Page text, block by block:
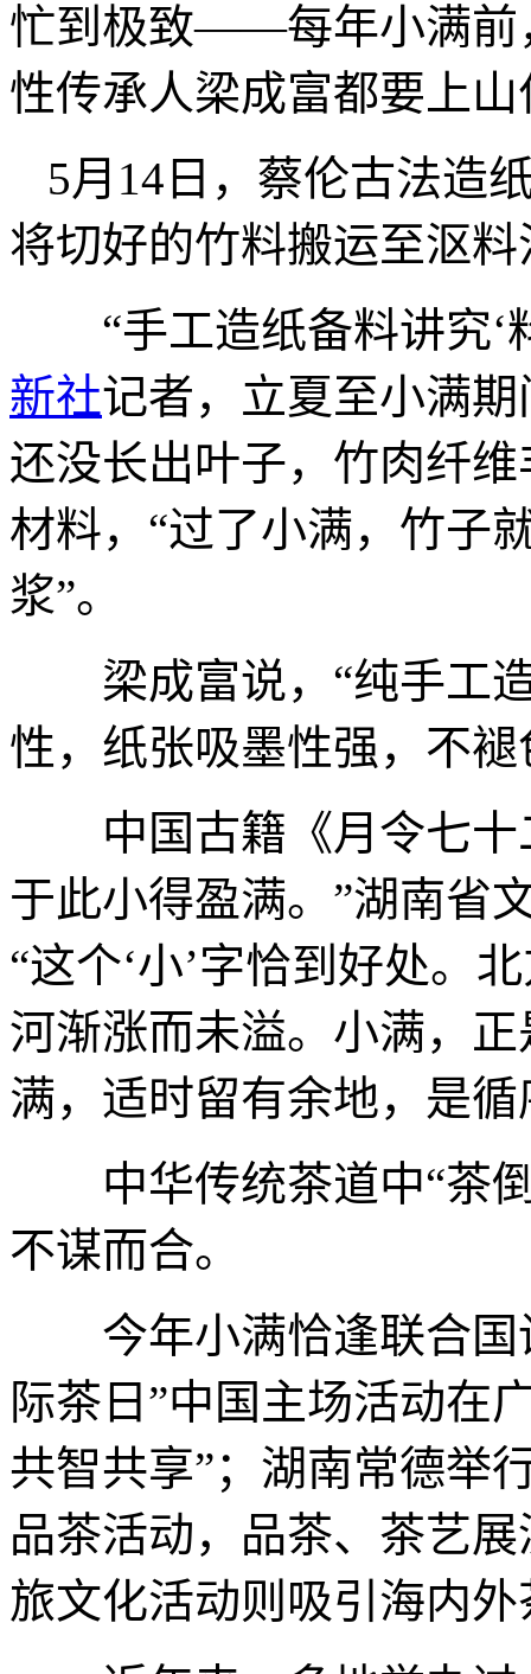
忙到极致——每年小满前
性传承人梁成富都要上
5月14日，蔡伦古法造
将切好的竹料搬运至沤
“手工造纸备料讲究‘
新社记者，立夏至小满
还没长出叶子，竹肉纤
材料，“过了小满，竹子
浆”。
梁成富说，“纯手工造
性，纸张吸墨性强，不
中国古籍《月令七十
于此小得盈满。”湖南省
“这个‘小’字恰到好处。
河渐涨而未溢。小满，
满，适时留有余地，是
中华传统茶道中“茶倒
不谋而合。
今年小满恰逢联合国
际茶日”中国主场活动在
共智共享”；湖南常德举
品茶活动，品茶、茶艺
旅文化活动则吸引海内